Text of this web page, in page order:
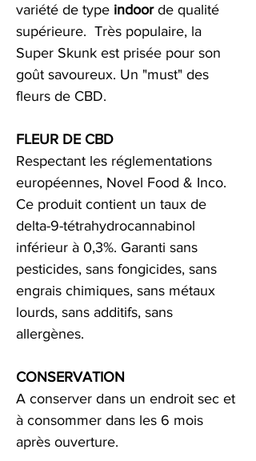
variété de type indoor de qualité
supérieure. Très populaire, la
Super Skunk est prisée pour son
goût savoureux. Un "must" des
fleurs de CBD.
FLEUR DE CBD
Respectant les réglementations
européennes, Novel Food & Inco.
Ce produit contient un taux de
delta-9-tétrahydrocannabinol
inférieur à 0,3%. Garanti sans
pesticides, sans fongicides, sans
engrais chimiques, sans métaux
lourds, sans additifs, sans
allergènes.
CONSERVATION
A conserver dans un endroit sec et
à consommer dans les 6 mois
après ouverture.